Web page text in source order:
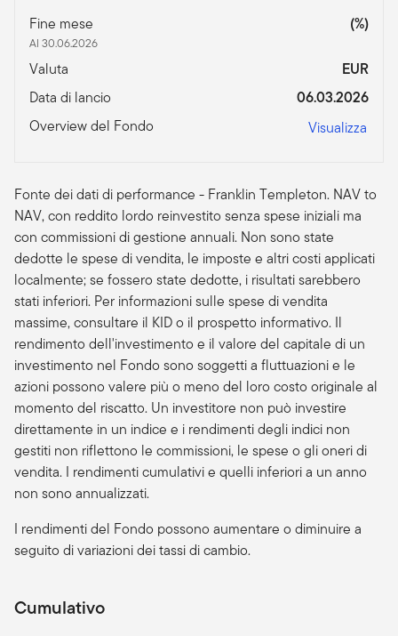
Fine mese
Al 30.06.2026
(%)
Valuta
EUR
Data di lancio
06.03.2026
Overview del Fondo
Visualizza
Fonte dei dati di performance - Franklin Templeton. NAV to
NAV, con reddito lordo reinvestito senza spese iniziali ma
con commissioni di gestione annuali. Non sono state
dedotte le spese di vendita, le imposte e altri costi applicati
localmente; se fossero state dedotte, i risultati sarebbero
stati inferiori. Per informazioni sulle spese di vendita
massime, consultare il KID o il prospetto informativo. Il
rendimento dell'investimento e il valore del capitale di un
investimento nel Fondo sono soggetti a fluttuazioni e le
azioni possono valere più o meno del loro costo originale al
momento del riscatto. Un investitore non può investire
direttamente in un indice e i rendimenti degli indici non
gestiti non riflettono le commissioni, le spese o gli oneri di
vendita. I rendimenti cumulativi e quelli inferiori a un anno
non sono annualizzati.
I rendimenti del Fondo possono aumentare o diminuire a
seguito di variazioni dei tassi di cambio.
Cumulativo